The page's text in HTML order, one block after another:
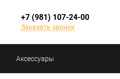
+7 (981) 107-24-00
Заказать звонок
Аксессуары